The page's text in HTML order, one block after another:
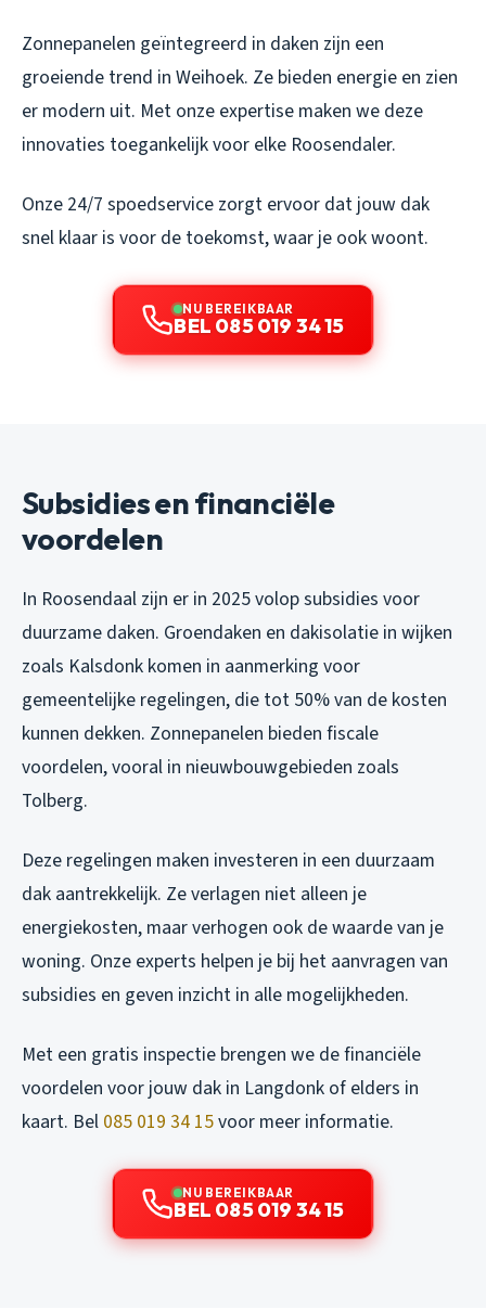
Zonnepanelen geïntegreerd in daken zijn een
groeiende trend in Weihoek. Ze bieden energie en zien
er modern uit. Met onze expertise maken we deze
innovaties toegankelijk voor elke Roosendaler.
Onze 24/7 spoedservice zorgt ervoor dat jouw dak
snel klaar is voor de toekomst, waar je ook woont.
NU BEREIKBAAR
BEL 085 019 34 15
Subsidies en financiële
voordelen
In Roosendaal zijn er in 2025 volop subsidies voor
duurzame daken. Groendaken en dakisolatie in wijken
zoals Kalsdonk komen in aanmerking voor
gemeentelijke regelingen, die tot 50% van de kosten
kunnen dekken. Zonnepanelen bieden fiscale
voordelen, vooral in nieuwbouwgebieden zoals
Tolberg.
Deze regelingen maken investeren in een duurzaam
dak aantrekkelijk. Ze verlagen niet alleen je
energiekosten, maar verhogen ook de waarde van je
woning. Onze experts helpen je bij het aanvragen van
subsidies en geven inzicht in alle mogelijkheden.
Met een gratis inspectie brengen we de financiële
voordelen voor jouw dak in Langdonk of elders in
kaart. Bel 085 019 34 15voor meer informatie.
NU BEREIKBAAR
BEL 085 019 34 15